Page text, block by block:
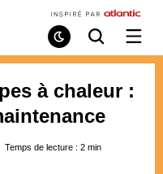
Mode
de
Recherche
/
à chaleur :
Temps de lecture : 2 min